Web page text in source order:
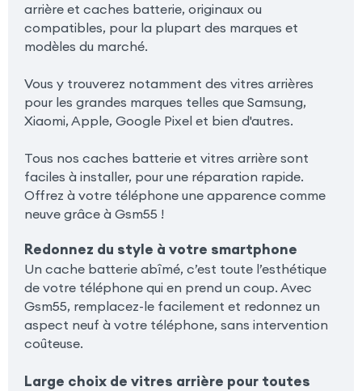
arrière et caches batterie, originaux ou
compatibles, pour la plupart des marques et
modèles du marché.
Vous y trouverez notamment des vitres arrières
pour les grandes marques telles que Samsung,
Xiaomi, Apple, Google Pixel et bien d'autres.
Tous nos caches batterie et vitres arrière sont
faciles à installer, pour une réparation rapide.
Offrez à votre téléphone une apparence comme
neuve grâce à Gsm55 !
Redonnez du style à votre smartphone
Un cache batterie abîmé, c’est toute l’esthétique
de votre téléphone qui en prend un coup. Avec
Gsm55, remplacez-le facilement et redonnez un
aspect neuf à votre téléphone, sans intervention
coûteuse.
Large choix de vitres arrière pour toutes